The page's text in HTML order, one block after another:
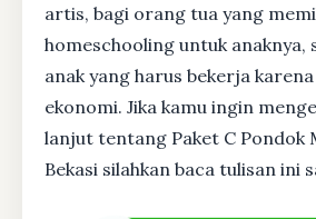
artis, bagi orang tua yang
homeschooling untuk anaknya,
anak yang harus bekerja
ekonomi. Jika kamu ingin
lanjut tentang Paket C Pondok
Bekasi silahkan baca tulisan ini